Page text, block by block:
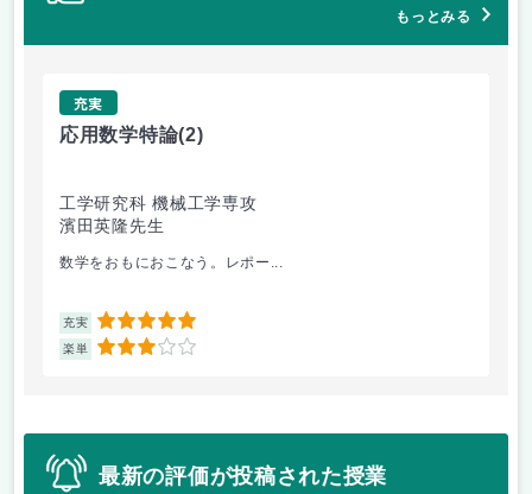
もっとみる
充実
応用数学特論(2)
工学研究科 機械工学専攻
濱田英隆先生
数学をおもにおこなう。レポー...
充実 5
楽単 3
最新の評価が投稿された授業